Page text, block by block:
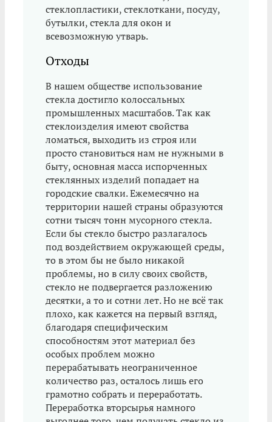
стеклопластики, стеклоткани, посуду,
бутылки, стекла для окон и
всевозможную утварь.
Отходы
В нашем обществе использование
стекла достигло колоссальных
промышленных масштабов. Так как
стеклоизделия имеют свойства
ломаться, выходить из строя или
просто становиться нам не нужными в
быту, основная масса испорченных
стеклянных изделий попадает на
городские свалки. Ежемесячно на
территории нашей страны образуются
сотни тысяч тонн мусорного стекла.
Если бы стекло быстро разлагалось
под воздействием окружающей среды,
то в этом бы не было никакой
проблемы, но в силу своих свойств,
стекло не подвергается разложению
десятки, а то и сотни лет. Но не всё так
плохо, как кажется на первый взгляд,
благодаря специфическим
способностям этот материал без
особых проблем можно
перерабатывать неограниченное
количество раз, осталось лишь его
грамотно собрать и переработать.
Переработка вторсырья намного